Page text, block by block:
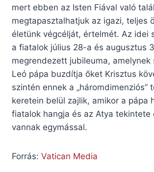
mert ebben az Isten Fiával való
megtapasztalhatjuk az igazi, teljes
életünk végcélját, értelmét. Az idei
a fiatalok július 28-a és augusztus
megrendezett jubileuma, amelynek
Leó pápa buzdítja őket Krisztus
szintén ennek a „háromdimenziós”
keretein belül zajlik, amikor a pápa
fiatalok hangja és az Atya tekintete
vannak egymással.
Forrás: Vatican Media